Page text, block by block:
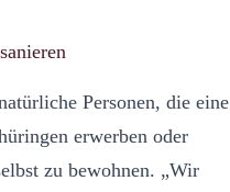
Personen, die eine
erwerben oder
zu bewohnen. „Wir